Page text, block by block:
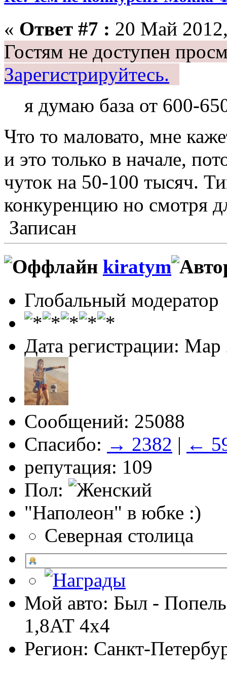
« Ответ #7 : 20 Май
Гостям не доступен
Зарегистрируйтесь.
я думаю база от 600-
Что то маловато, мне
и это только в начале,
чуток на 50-100 тысяч.
конкуренцию но смотря
Записан
kiratym
Глобальный модератор
Дата регистрации: Мар
Сообщений: 25088
Спасибо: → 2382 | ←
репутация: 109
Пол:
"Наполеон" в юбке :)
Северная столица
Мой авто: Был -
1,8АТ 4х4
Регион: Санкт-